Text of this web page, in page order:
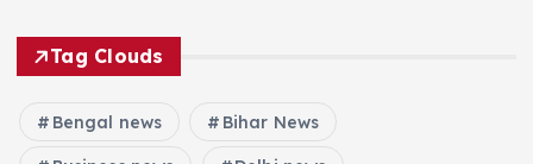
Tag Clouds
Bengal news Bihar News